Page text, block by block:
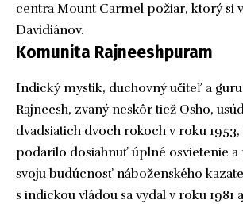
centra Mount Carmel požiar, ktorý si
Davidiánov.
Komunita Rajneeshpuram
Indický mystik, duchovný učiteľ a guru
Rajneesh, zvaný neskôr tiež Osho,
dvadsiatich dvoch rokoch v roku 1953,
podarilo dosiahnuť úplné osvietenie a
svoju budúcnosť náboženského
s indickou vládou sa vydal v roku 1981